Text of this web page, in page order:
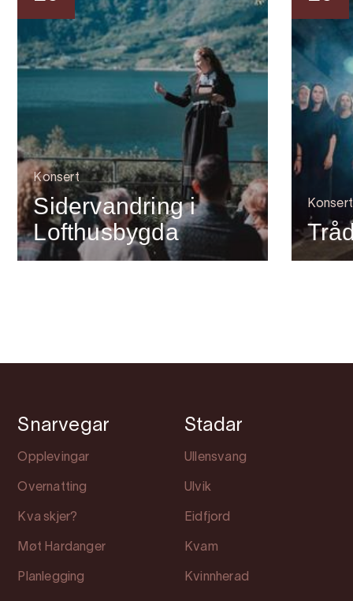
Konsert
Sidervandring i
Lofthusbygda
Konsert
Snarvegar
Opplevingar
Overnatting
Kva skjer?
Møt Hardanger
Planlegging
Stadar
Ullensvang
Ulvik
Eidfjord
Kvam
Kvinnherad